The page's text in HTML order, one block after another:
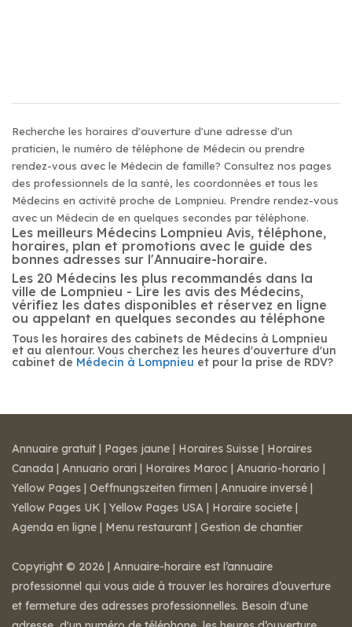
Recherche les horaires d'ouverture d'une adresse d'un
praticien, le numéro de téléphone de Médecin ou prendre
rendez-vous avec le Médecin de famille? Consultez nos pages
des professionnels de la santé, les coordonnées et tous les
Médecins en activité proche de Lompnieu. Prendre rendez-vous
avec un Médecin de en quelques secondes par téléphone.
Les meilleurs Médecins Lompnieu Avis, téléphone,
horaires, plan et promotions avec le guide des
bonnes adresses sur l'Annuaire-horaire.
Les 20 Médecins les plus recommandés dans la
ville de Lompnieu - Lire les avis des Médecins,
vérifiez les dates disponibles et réservez en ligne
ou appelant en quelques secondes au téléphone
Tous les horaires des cabinets de Médecins à Lompnieu
et au alentour. Vous cherchez les heures d'ouverture d'un
cabinet de Médecin à Lompnieu et pour la prise de RDV?
Annuaire gratuit | Pages jaune | Horaires Suisse | Horaires
Canada | Annuario orari | Horaires Maroc | Anuario-horario |
Yellow Pages | Oeffnungszeiten firmen | Annuaire inversé |
Yellow Pages UK | Yellow Pages USA | Horaire societe |
Agenda en ligne | Menu restaurant | Gestion de chantier
Copyright © 2026 | Annuaire-horaire est l’annuaire
professionnel qui vous aide à trouver les horaires d’ouverture
et fermeture des adresses professionnelles. Besoin d'une